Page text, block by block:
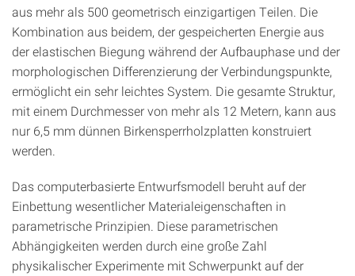
aus mehr als 500 geometrisch einzigartigen Teilen. Die
Kombination aus beidem, der gespeicherten Energie aus
der elastischen Biegung während der Aufbauphase und der
morphologischen Differenzierung der Verbindungspunkte,
ermöglicht ein sehr leichtes System. Die gesamte Struktur,
mit einem Durchmesser von mehr als 12 Metern, kann aus
nur 6,5 mm dünnen Birkensperrholzplatten konstruiert
werden.
Das computerbasierte Entwurfsmodell beruht auf der
Einbettung wesentlicher Materialeigenschaften in
parametrische Prinzipien. Diese parametrischen
Abhängigkeiten werden durch eine große Zahl
physikalischer Experimente mit Schwerpunkt auf der